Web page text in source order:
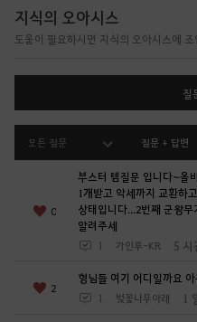
지식의 오아시스
도움이 필요하시면 지식의 오아시스에 조
질
질문 + 답변
모든 질문
0
부스터 템질문 입니다~올
1개받고 악세까지 교환하
상태입니다...2번째 군왕
알려주세
1 가인루-KR 5 시
2
형님들 여기 어디일까요
1 벚꽃나무아래 1